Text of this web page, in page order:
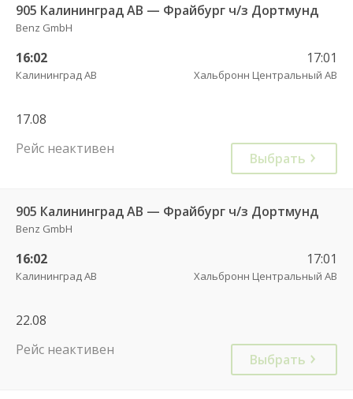
905 Калининград АВ — Фрайбург ч/з Дортмунд
Benz GmbH
16:02
Калининград АВ
17:01
Хальбронн Центральный АВ
17.08
Рейс неактивен
Выбрать
905 Калининград АВ — Фрайбург ч/з Дортмунд
Benz GmbH
16:02
Калининград АВ
17:01
Хальбронн Центральный АВ
22.08
Рейс неактивен
Выбрать